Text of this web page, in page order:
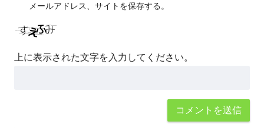
メールアドレス、サイトを保存する。
上に表示された文字を入力してください。